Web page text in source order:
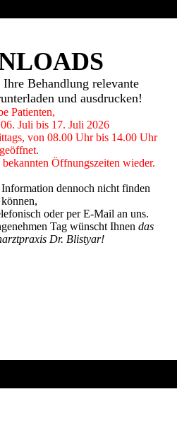
Behandlung relevante
und ausdrucken!
Patienten,
Juli bis 17. Juli 2026
von 08.00 Uhr bis 14.00 Uhr
geöffnet.
Öffnungszeiten wieder.
dennoch nicht finden
können,
oder per E-Mail an uns.
Tag wünscht Ihnen das
Dr. Blistyar!